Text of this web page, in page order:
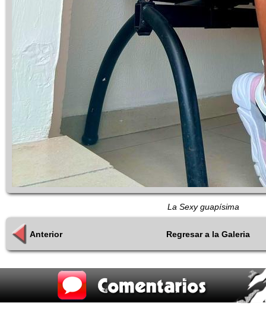
La Sexy guapísima
Anterior Regresar a la Galeria